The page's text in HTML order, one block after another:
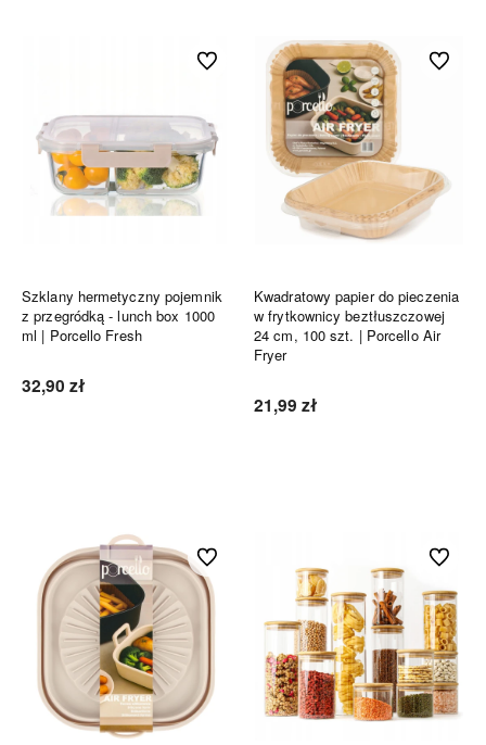
Szklany hermetyczny pojemnik
z przegródką - lunch box 1000
ml | Porcello Fresh
32,90 zł
Do ulubionych
Kwadratowy papier do pieczenia
w frytkownicy beztłuszczowej
24 cm, 100 szt. | Porcello Air
Fryer
21,99 zł
Do
Do ulubionych Do